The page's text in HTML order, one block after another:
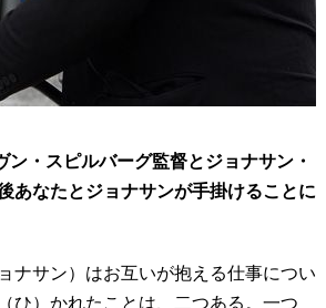
・スピルバーグ監督とジョナサン・
あなたとジョナサンが手掛けることに
ナサン）はお互いが抱える仕事につい
ひ）かれたことは、二つある。一つ